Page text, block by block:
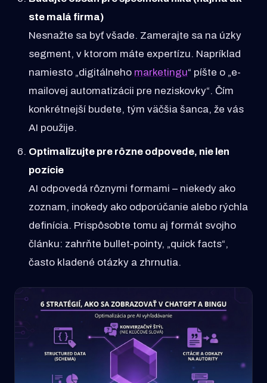
ste malá firma)
Nesnažte sa byť všade. Zamerajte sa na úzky
segment, v ktorom máte expertízu. Napríklad
namiesto „digitálneho marketingu“ píšte o „e-
mailovej automatizácii pre neziskovky“. Čím
konkrétnejší budete, tým väčšia šanca, že vás
AI použije.
Optimalizujte pre rôzne odpovede, nie len
pozície
AI odpovedá rôznymi formami – niekedy ako
zoznam, inokedy ako odporúčanie alebo rýchla
definícia. Prispôsobte tomu aj formát svojho
článku: zahrňte bullet-pointy, „quick facts“,
často kladené otázky a zhrnutia.